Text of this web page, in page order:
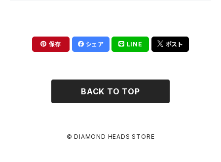
保存 シェア LINE ポスト
BACK TO TOP
© DIAMOND HEADS STORE